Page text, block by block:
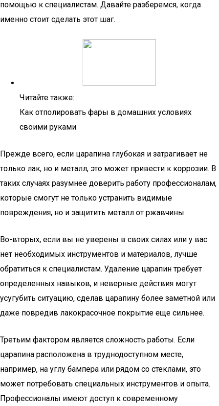
помощью к специалистам. Давайте разберемся, когда
именно стоит сделать этот шаг.
Читайте также:
Как отполировать фары в домашних условиях
своими руками
Прежде всего, если царапина глубокая и затрагивает не
только лак, но и металл, это может привести к коррозии. В
таких случаях разумнее доверить работу профессионалам,
которые смогут не только устранить видимые
повреждения, но и защитить металл от ржавчины.
Во-вторых, если вы не уверены в своих силах или у вас
нет необходимых инструментов и материалов, лучше
обратиться к специалистам. Удаление царапин требует
определенных навыков, и неверные действия могут
усугубить ситуацию, сделав царапину более заметной или
даже повредив лакокрасочное покрытие еще сильнее.
Третьим фактором является сложность работы. Если
царапина расположена в труднодоступном месте,
например, на углу бампера или рядом со стеклами, это
может потребовать специальных инструментов и опыта.
Профессионалы имеют доступ к современному